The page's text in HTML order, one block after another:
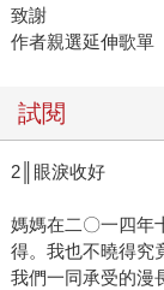
致謝
作者親選延伸歌單
試閱
2║眼淚收好
媽媽在二〇一四年
得。我也不曉得究
我們一同承受的漫